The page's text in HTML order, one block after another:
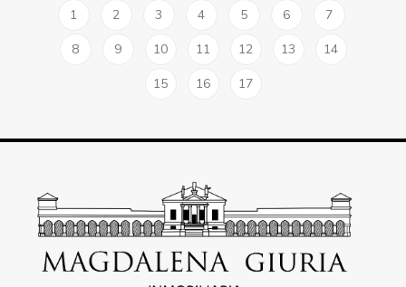
1 2 3 4 5 6
7
8
9 10 11 12 13
14
15
16 17